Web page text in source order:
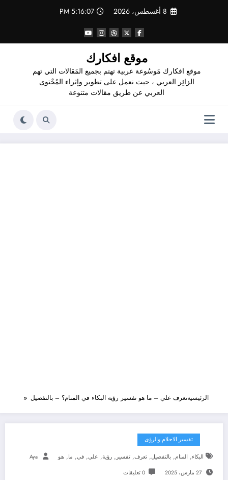
8 أغسطس، 2026 5:16:08 PM
موقع افكارك
موقع افكارك مَوسُوعة عربية تهتم بجميع المَقالات التي تهم
الزائِر العربي ، حيث نعمل على تطوير وإثراء المُحْتوى
العربي عن طريق مقالات متنوعة
الرئيسيةتعرف علي – ما هو تفسير رؤية البكاء في المنام؟ – بالتفصيل
تفسير الاحلام والرؤى
البكاء, المنام, بالتفصيل, تعرف, تفسير , رؤية, علي, في, ما, هو Aya
27 مارس، 2025 0 تعليقات